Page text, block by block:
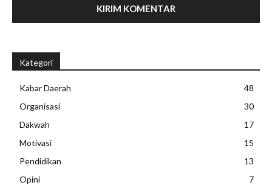
Kategori
Kabar Daerah
48
Organisasi
30
Dakwah
17
Motivasi
15
Pendidikan
13
Opini
7